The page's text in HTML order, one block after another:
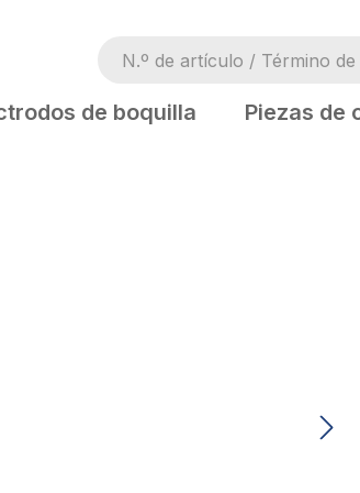
de boquilla Piezas de